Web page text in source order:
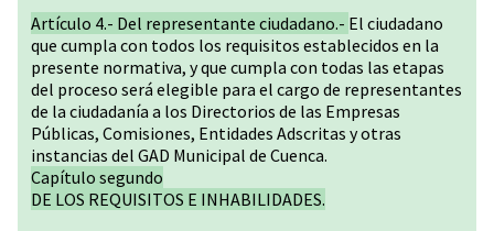
Artículo 4.- Del representante ciudadano.- El ciudadano
que cumpla con todos los requisitos establecidos en la
presente normativa, y que cumpla con todas las etapas
del proceso será elegible para el cargo de representantes
de la ciudadanía a los Directorios de las Empresas
Públicas, Comisiones, Entidades Adscritas y otras
instancias del GAD Municipal de Cuenca.
Capítulo segundo
DE LOS REQUISITOS E INHABILIDADES.